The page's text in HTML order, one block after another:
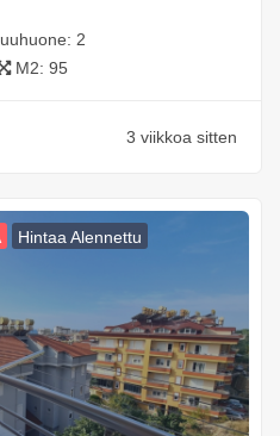
2
M2: 95
3 viikkoa sitten
Hintaa Alennettu